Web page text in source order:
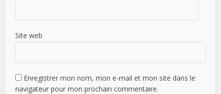
Site web
Enregistrer mon nom, mon e-mail et mon site dans le
navigateur pour mon prochain commentaire.